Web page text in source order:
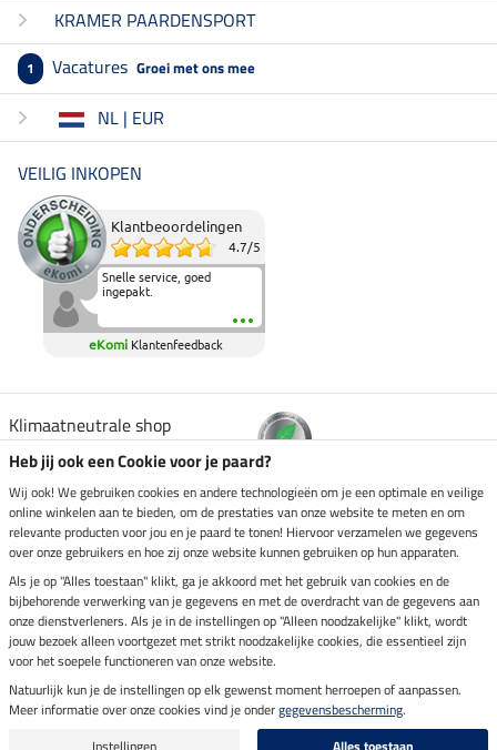
KRAMER PAARDENSPORT
1 Vacatures Groei met ons mee
NL | EUR
VEILIG INKOPEN
Klantbeoordelingen
4.7/5
Snelle service, goed
ingepakt.
eKomi Klantenfeedback
Klimaatneutrale shop
Verzending per
Veilig betalen met
Impressum
Laatste update op 09.08.2026 om 14:26 uur
Alle prijzen in euro's, incl. BTW, excl. verzendkosten.
Heb jij ook een Cookie voor je paard?
Wij ook! We gebruiken cookies en andere technologieën om je een optimale en veilige
online winkelen aan te bieden, om de prestaties van onze website te meten en om
relevante producten voor jou en je paard te tonen! Hiervoor verzamelen we gegevens
over onze gebruikers en hoe zij onze website kunnen gebruiken op hun apparaten.
Als je op "Alles toestaan" klikt, ga je akkoord met het gebruik van cookies en de
bijbehorende verwerking van je gegevens en met de overdracht van de gegevens aan
onze dienstverleners. Als je in de instellingen op "Alleen noodzakelijke" klikt, wordt
jouw bezoek alleen voortgezet met strikt noodzakelijke cookies, die essentieel zijn
voor het soepele functioneren van onze website.
Natuurlijk kun je de instellingen op elk gewenst moment herroepen of aanpassen.
Meer informatie over onze cookies vind je ondergegevensbescherming.